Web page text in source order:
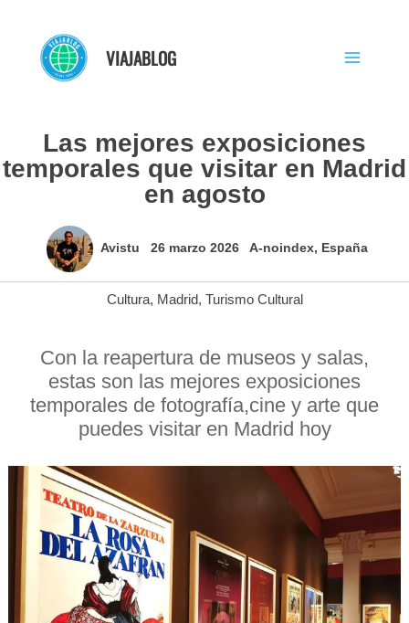
contenido
VIAJABLOG
Las mejores exposiciones
temporales que visitar en Madrid
en agosto
Avistu 26 marzo 2026 A-noindex, España
Cultura, Madrid, Turismo Cultural
Con la reapertura de museos y salas,
estas son las mejores exposiciones
temporales de fotografía,cine y arte que
puedes visitar en Madrid hoy